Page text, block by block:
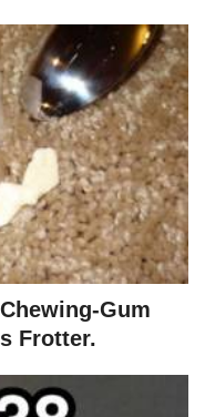
Gum
Frotter.